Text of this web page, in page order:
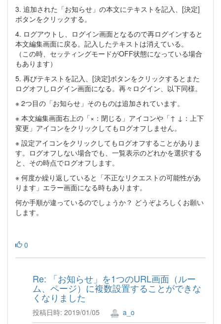
3. 追加された「お知らせ」の本文にテキストを記入、[決定]
ボタンをクリックする。
4. ログアウトし、ログイン画面となるので再ログインすると
本文編集画面に戻る。記入したテキストは消えている。
（この時、セッティングモードがOFF状態になっている場合
もあります）
5. 再びテキストを記入、[決定]ボタンをクリックするとまた
ログオフしログイン画面になる。再々ログイン、以下同様。
※ 2つ目の「お知らせ」そのものは追加されています。
※ 本文編集画面右上の「×：閉じる」アイコンや「↑ ↓：上下
変更」アイコンをクリックしてもログオフしません。
※ 設定アイコンをクリックしてもログオフすることがありま
す。ログオフしない場合でも、一覧表示のどれかを選択する
と、その時点でログオフします。
※ 何度か繰り返していると「不正なリクエストの可能性があ
ります」エラー画面になる時もあります。
何か手順が違っているのでしょうか？ どうぞよろしくお願い
します。
0
Re: 「お知らせ」を1つのURL画面（ルー
ム、ページ）に複数設置することができな
くなりました
投稿日時: 2019/01/05 a_o